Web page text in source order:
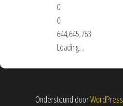
0
0
644,645,763
Loading....
Ondersteund doorWordPress